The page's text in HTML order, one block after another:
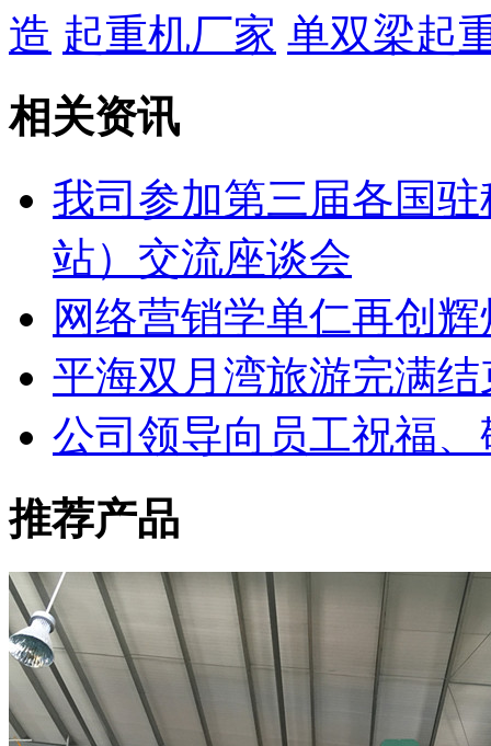
造 起重机厂家 单双梁起
相关资讯
我司参加第三届各国
站）交流座谈会
网络营销学单仁再创
平海双月湾旅游完满结
公司领导向员工祝福、
推荐产品